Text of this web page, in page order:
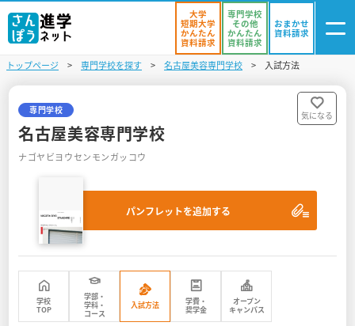
資料リスト
進学イベント
入試・受験入門
お役立ち情報
大学
短期大学
かんたん
資料請求
専門学校
その他
かんたん
資料請求
おまかせ
資料請求
トップページ 専門学校を探す 名古屋美容専門学校 入試方法
専門学校
名古屋美容専門学校
ナゴヤビヨウセンモンガッコウ
パンフレットを追加する
気になる
学校
TOP
学部・
学科・
コース
入試方法
学費・
奨学金
オープン
キャンパス